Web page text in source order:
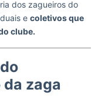
dos zagueiros do
e coletivos que
clube.
zaga